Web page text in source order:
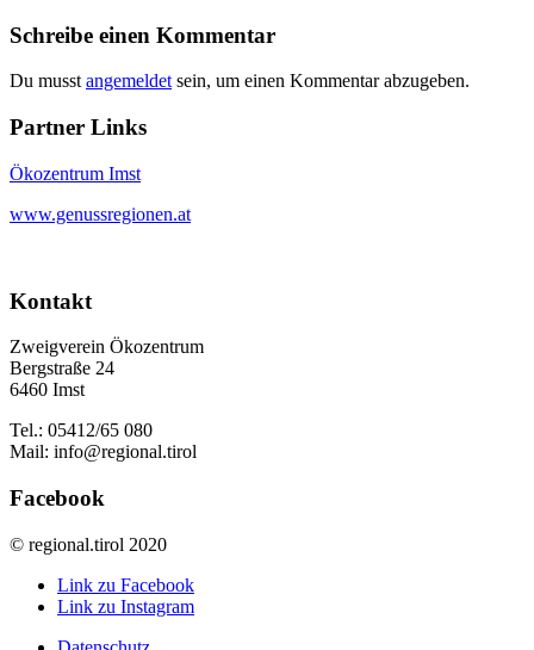
Schreibe einen Kommentar
Du musst angemeldet sein, um einen Kommentar abzugeben.
Partner Links
Ökozentrum Imst
www.genussregionen.at
Kontakt
Zweigverein Ökozentrum
Bergstraße 24
6460 Imst
Tel.: 05412/65 080
Mail: info@regional.tirol
Facebook
© regional.tirol 2020
Link zu Facebook
Link zu Instagram